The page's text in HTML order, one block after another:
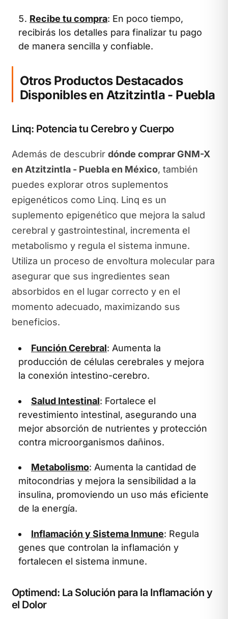
Recibe tu compra: En poco tiempo,
recibirás los detalles para finalizar tu pago
de manera sencilla y confiable.
Otros Productos Destacados
Disponibles en Atzitzintla - Puebla
Linq: Potencia tu Cerebro y Cuerpo
Además de descubrir dónde comprar GNM-X
en Atzitzintla - Puebla en México, también
puedes explorar otros suplementos
epigenéticos como Linq. Linq es un
suplemento epigenético que mejora la salud
cerebral y gastrointestinal, incrementa el
metabolismo y regula el sistema inmune.
Utiliza un proceso de envoltura molecular para
asegurar que sus ingredientes sean
absorbidos en el lugar correcto y en el
momento adecuado, maximizando sus
beneficios.
Función Cerebral: Aumenta la
producción de células cerebrales y mejora
la conexión intestino-cerebro.
Salud Intestinal: Fortalece el
revestimiento intestinal, asegurando una
mejor absorción de nutrientes y protección
contra microorganismos dañinos.
Metabolismo: Aumenta la cantidad de
mitocondrias y mejora la sensibilidad a la
insulina, promoviendo un uso más eficiente
de la energía.
Inflamación y Sistema Inmune: Regula
genes que controlan la inflamación y
fortalecen el sistema inmune.
Optimend: La Solución para la Inflamación y
el Dolor